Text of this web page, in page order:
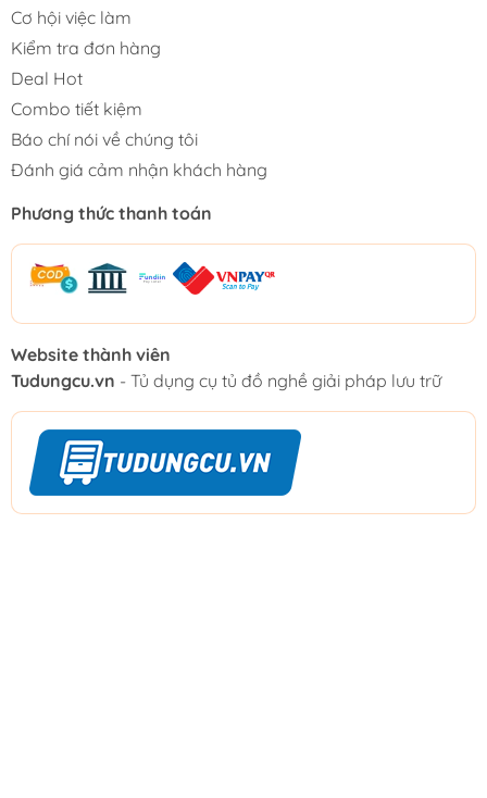
Cơ hội việc làm
Kiểm tra đơn hàng
Deal Hot
Combo tiết kiệm
Báo chí nói về chúng tôi
Đánh giá cảm nhận khách hàng
Phương thức thanh toán
Website thành viên
Tudungcu.vn - Tủ dụng cụ tủ đồ nghề giải pháp lưu trữ